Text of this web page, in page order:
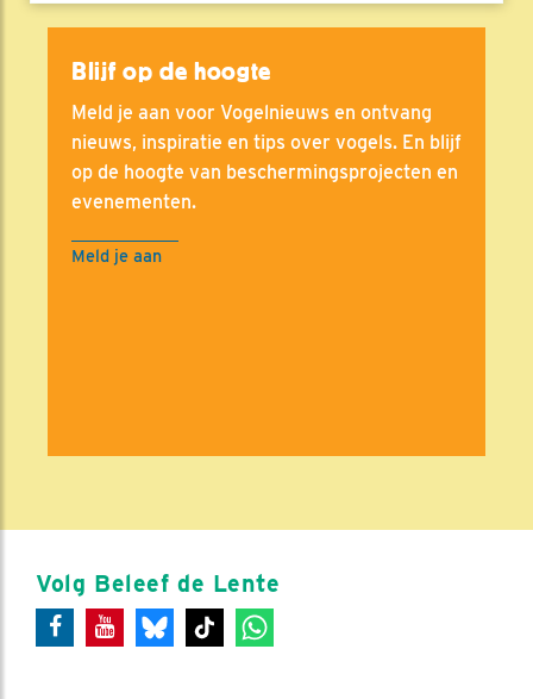
Blijf op de hoogte
Meld je aan voor Vogelnieuws en ontvang
nieuws, inspiratie en tips over vogels. En blijf
op de hoogte van beschermingsprojecten en
evenementen.
Meld je aan
Volg Beleef de Lente